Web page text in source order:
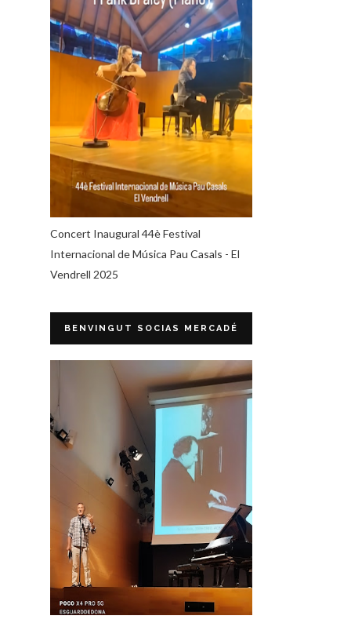
Concert Inaugural 44è Festival
Internacional de Música Pau Casals - El
Vendrell 2025
BENVINGUT SOCIAS MERCADÉ